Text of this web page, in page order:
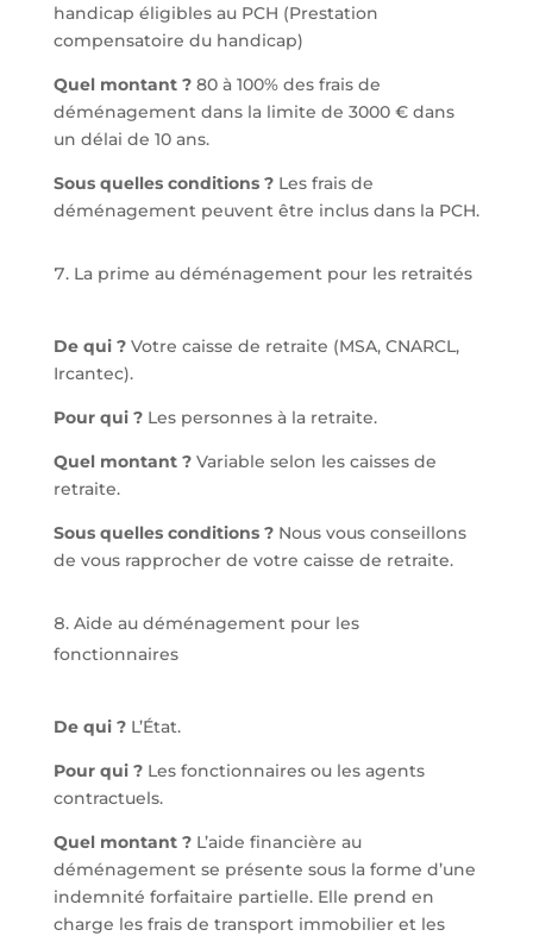
handicap éligibles au PCH (Prestation
compensatoire du handicap)
Quel montant ? 80 à 100% des frais de
déménagement dans la limite de 3000 € dans
un délai de 10 ans.
Sous quelles conditions ?Les frais de
déménagement peuvent être inclus dans la PCH.
La prime au déménagement pour les retraités
De qui ?Votre caisse de retraite (MSA, CNARCL,
Ircantec).
Pour qui ? Les personnes à la retraite.
Quel montant ? Variable selon les caisses de
retraite.
Sous quelles conditions ?Nous vous conseillons
de vous rapprocher de votre caisse de retraite.
Aide au déménagement pour les
fonctionnaires
De qui ?L’État.
Pour qui ? Les fonctionnaires ou les agents
contractuels.
Quel montant ? L’aide financière au
déménagement se présente sous la forme d’une
indemnité forfaitaire partielle. Elle prend en
charge les frais de transport immobilier et les